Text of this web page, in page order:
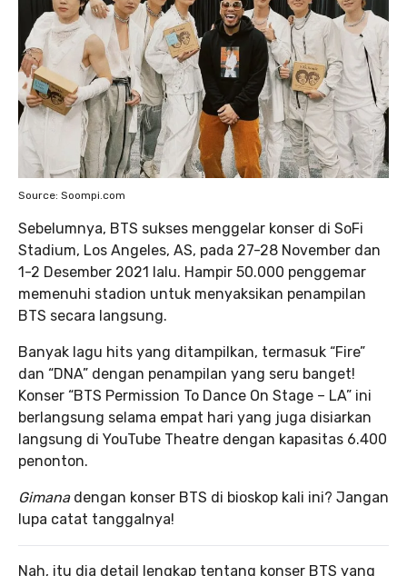
Source: Soompi.com
Sebelumnya, BTS sukses menggelar konser di SoFi
Stadium, Los Angeles, AS, pada 27-28 November dan
1-2 Desember 2021 lalu. Hampir 50.000 penggemar
memenuhi stadion untuk menyaksikan penampilan
BTS secara langsung.
Banyak lagu hits yang ditampilkan, termasuk “Fire”
dan “DNA” dengan penampilan yang seru banget!
Konser “BTS Permission To Dance On Stage – LA” ini
berlangsung selama empat hari yang juga disiarkan
langsung di YouTube Theatre dengan kapasitas 6.400
penonton.
Gimanadengan konser BTS di bioskop kali ini? Jangan
lupa catat tanggalnya!
Nah, itu dia detail lengkap tentang konser BTS yang